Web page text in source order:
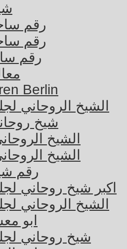
رقم
رقم
رقم
Berlin
الشيخ الروحاني
شيخ
الشيخ
الشيخ
رقم
اكبر شيخ روحاني
الشيخ الروحاني
ابو
شيخ روحاني